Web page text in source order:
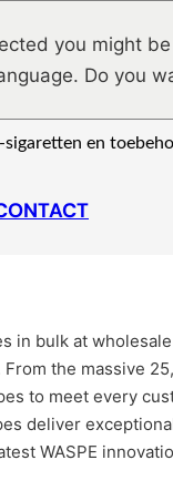
you might
Do you
en
in bulk at
the massive
to meet every
deliver
WASPE